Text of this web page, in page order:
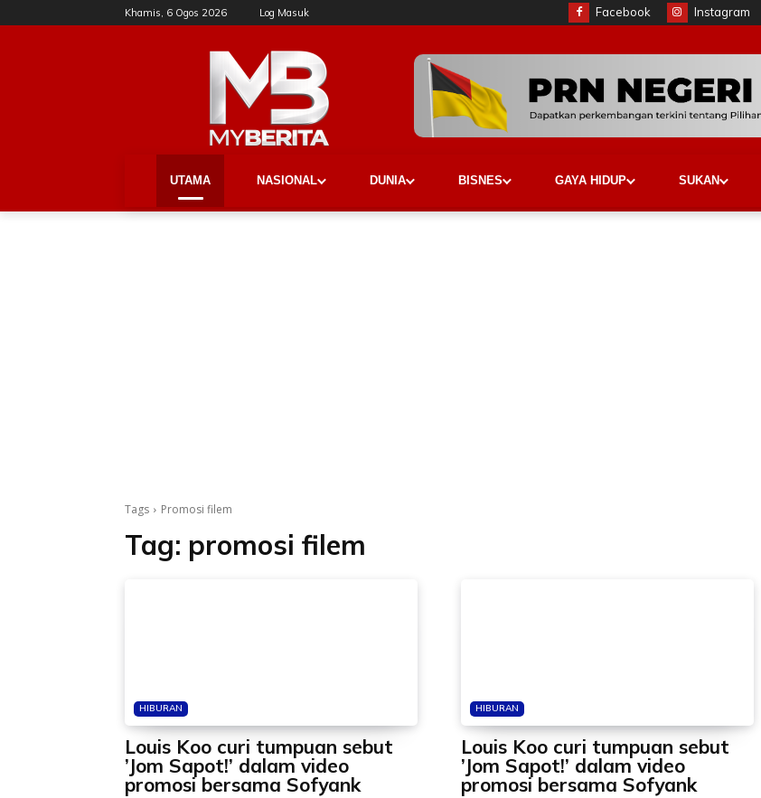
Khamis, 6 Ogos 2026 Log Masuk Facebook Instagram
UTAMA NASIONAL DUNIA BISNES GAYA HIDUP SUKAN
Tags Promosi filem
Tag: promosi filem
HIBURAN
Louis Koo curi tumpuan sebut
’Jom Sapot!’ dalam video
promosi bersama Sofyank
HIBURAN
Louis Koo curi tumpuan sebut
’Jom Sapot!’ dalam video
promosi bersama Sofyank